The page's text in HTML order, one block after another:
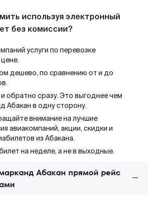
используя электронный
без комиссии?
услуги по перевозке
дешево, по сравнению от и до
обратно сразу. Это выгоднее чем
Абакан в одну сторону.
внимание на лучшие
авиакомпаний, акции, скидки и
из Абакана.
на неделе, а не в выходные.
Абакан прямой рейс